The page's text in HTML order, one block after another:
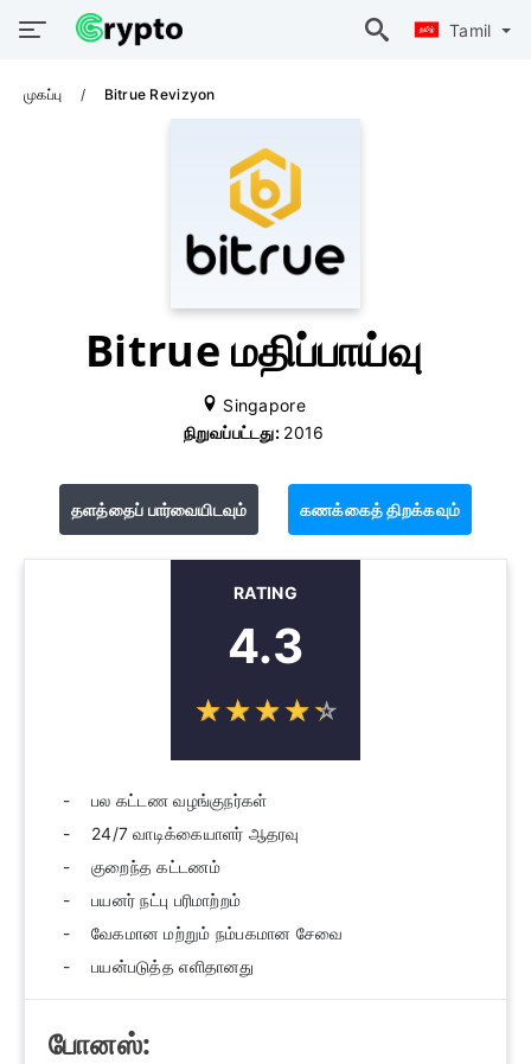
Tamil
முகப்பு Bitrue Revizyon
Bitrue மதிப்பாய்வு
Singapore
நிறுவப்பட்டது: 2016
தளத்தைப் பார்வையிடவும் கணக்கைத் திறக்கவும்
RATING
4.3
☆☆☆☆☆
★★★★★
பல கட்டண வழங்குநர்கள்
24/7 வாடிக்கையாளர் ஆதரவு
குறைந்த கட்டணம்
பயனர் நட்பு பரிமாற்றம்
வேகமான மற்றும் நம்பகமான சேவை
பயன்படுத்த எளிதானது
போனஸ்: